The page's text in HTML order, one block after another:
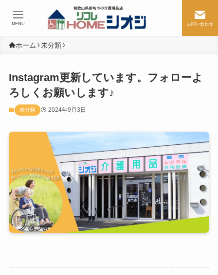
お問い合わせ
MENU
ホーム 未分類
Instagram更新しています。フォローよ
ろしくお願いします♪
未分類 2024年9月3日